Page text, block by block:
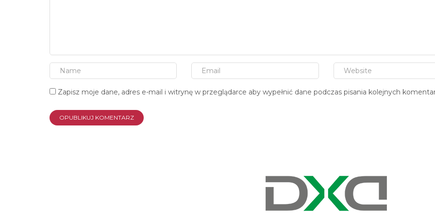
Zapisz moje dane, adres e-mail i witrynę w przeglądarce aby wypełnić dane podczas pisania kolejnych